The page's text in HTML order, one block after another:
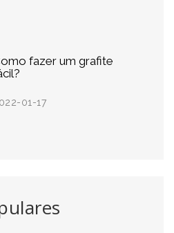
fazer um grafite
01-17